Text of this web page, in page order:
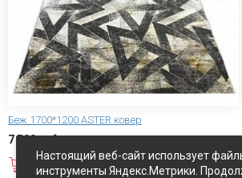
Беж 1700*1200 ASTER ковер
7 500 руб.
В корзину
Настоящий веб-сайт использует
инструменты Яндекс.Метрики.